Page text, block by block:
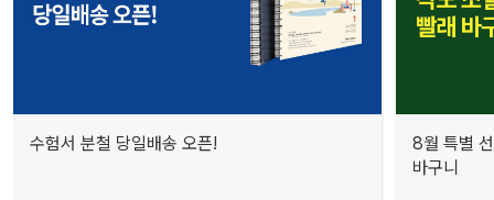
수험서 분철 당일배송 오픈!
8월 특별
바구니